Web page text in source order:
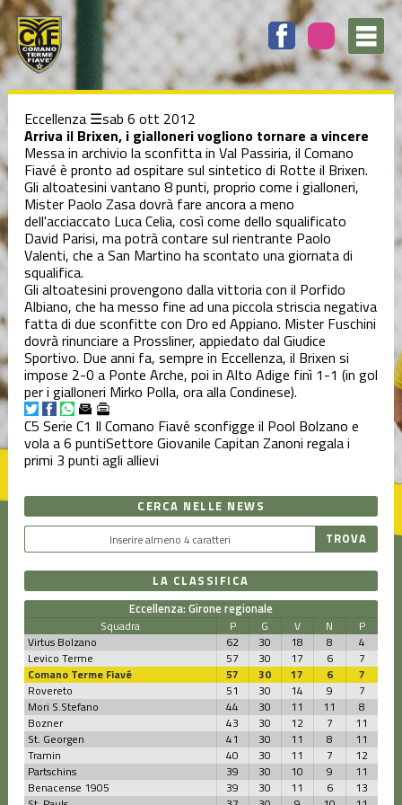
Eccellenza sab 6 ott 2012
Arriva il Brixen, i gialloneri vogliono tornare a vincere
Messa in archivio la sconfitta in Val Passiria, il Comano
Fiavé è pronto ad ospitare sul sintetico di Rotte il Brixen.
Gli altoatesini vantano 8 punti, proprio come i gialloneri,
Mister Paolo Zasa dovrà fare ancora a meno
dell'acciaccato Luca Celia, così come dello squalificato
David Parisi, ma potrà contare sul rientrante Paolo
Valenti, che a San Martino ha scontato una giornata di
squalifica.
Gli altoatesini provengono dalla vittoria con il Porfido
Albiano, che ha messo fine ad una piccola striscia negativa
fatta di due sconfitte con Dro ed Appiano. Mister Fuschini
dovrà rinunciare a Prossliner, appiedato dal Giudice
Sportivo. Due anni fa, sempre in Eccellenza, il Brixen si
impose 2-0 a Ponte Arche, poi in Alto Adige finì 1-1 (in gol
per i gialloneri Mirko Polla, ora alla Condinese).
C5 Serie C1 Il Comano Fiavé sconfigge il Pool Bolzano e
vola a 6 puntiSettore Giovanile Capitan Zanoni regala i
primi 3 punti agli allievi
degli
argomenti
delle
notizie:
Femminile
C5 Serie C1
Coppa Italia
Coppa
Trentino
Dalla società
Eccellenza
Juniores
Settore
Tornei
Varie
CERCA NELLE NEWS
LA CLASSIFICA
Eccellenza: Girone regionale
Squadra P G V N
P
Virtus Bolzano
62 30 18 8
4
Levico Terme
57 30 17 6
7
Comano Terme Fiavé
57 30 17 6
7
Rovereto
51 30 14 9
7
Mori S.Stefano
44 30 11 11
8
Bozner
43 30 12 7
11
St. Georgen
41 30 11 8
11
Tramin
40 30 11 7
12
Partschins
39 30 10 9
11
Benacense 1905
39 30 11 6
13